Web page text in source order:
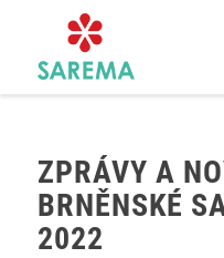
/ Novinky
ZPRÁVY A
BRNĚNSKÉ
2022